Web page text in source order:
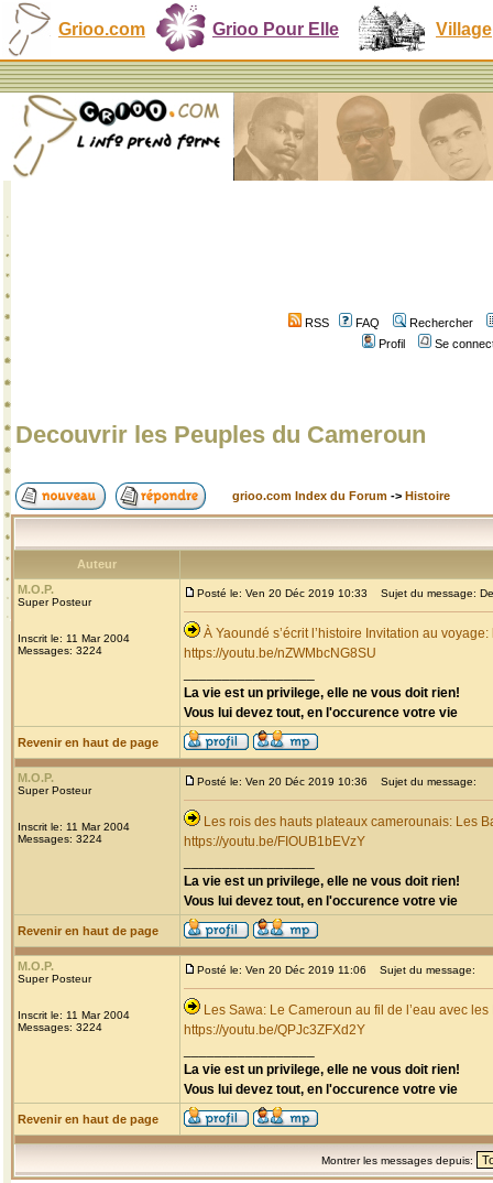
Grioo.com Grioo Pour Elle Village
RSS FAQ
Rechercher
Profil
Se
Decouvrir les Peuples du Cameroun
grioo.com Index du Forum -> Histoire
Auteur
M.O.P.
Super Posteur
Inscrit le: 11 Mar 2004
Messages: 3224
Posté le: Ven 20 Déc 2019 10:33 Sujet du message:
À Yaoundé s’écrit l’histoire Invitation au
https://youtu.be/nZWMbcNG8SU
La vie est un privilege, elle ne vous doit rien!
Vous lui devez tout, en l'occurence votre vie
Revenir en haut de page
M.O.P.
Super Posteur
Inscrit le: 11 Mar 2004
Messages: 3224
Posté le: Ven 20 Déc 2019 10:36 Sujet du message:
Les rois des hauts plateaux camerounais: Les
https://youtu.be/FIOUB1bEVzY
La vie est un privilege, elle ne vous doit rien!
Vous lui devez tout, en l'occurence votre vie
Revenir en haut de page
M.O.P.
Super Posteur
Inscrit le: 11 Mar 2004
Messages: 3224
Posté le: Ven 20 Déc 2019 11:06 Sujet du message:
Les Sawa: Le Cameroun au fil de l’eau avec
https://youtu.be/QPJc3ZFXd2Y
La vie est un privilege, elle ne vous doit rien!
Vous lui devez tout, en l'occurence votre vie
Revenir en haut de page
Montrer les messages depuis: